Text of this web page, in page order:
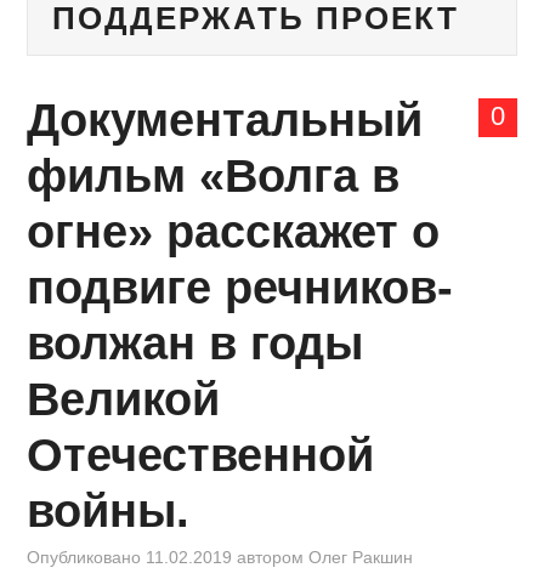
КАЛЕНДАРЬ
КИНОЗАЛ
ВОЙТИ
ПОДДЕРЖАТЬ ПРОЕКТ
0
Документальный
фильм «Волга в
огне» расскажет о
подвиге речников-
волжан в годы
Великой
Отечественной
войны.
Опубликовано 11.02.2019 авторомОлег Ракшин